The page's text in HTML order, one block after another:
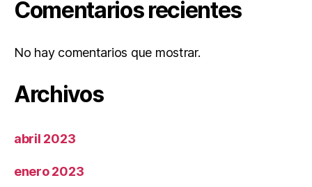
Comentarios recientes
No hay comentarios que mostrar.
Archivos
abril 2023
enero 2023